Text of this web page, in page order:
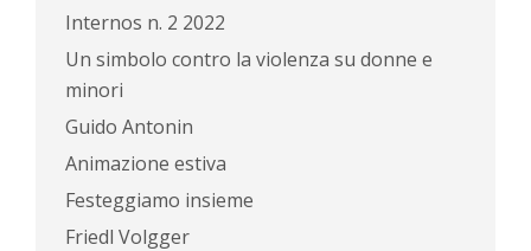
Internos n. 2 2022
Un simbolo contro la violenza su donne e
minori
Guido Antonin
Animazione estiva
Festeggiamo insieme
Friedl Volgger